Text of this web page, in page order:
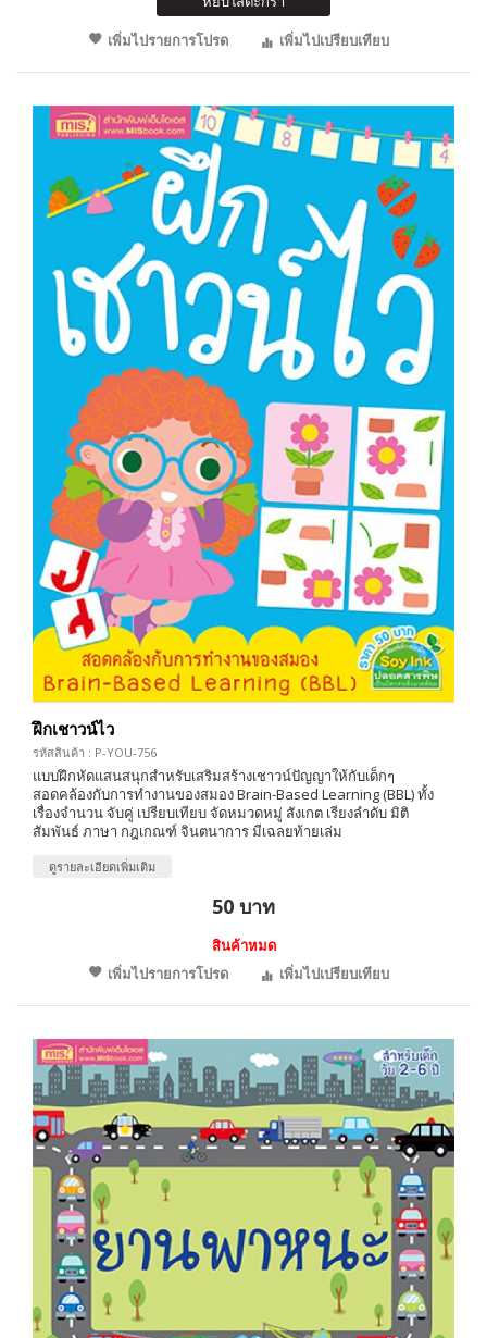
เพิ่มไปรายการโปรด
เพิ่มไปเปรียบเทียบ
ฝึกเชาวน์ไว
รหัสสินค้า : P-YOU-756
แบบฝึกหัดแสนสนุกสำหรับเสริมสร้างเชาวน์ปัญญาให้กับเด็กๆ
สอดคล้องกับการทำงานของสมอง Brain-Based Learning (BBL) ทั้ง
เรื่องจำนวน จับคู่ เปรียบเทียบ จัดหมวดหมู่ สังเกต เรียงลำดับ มิติ
สัมพันธ์ ภาษา กฎเกณฑ์ จินตนาการ มีเฉลยท้ายเล่ม
ดูรายละเอียดเพิ่มเติม
50 บาท
สินค้าหมด
เพิ่มไปรายการโปรด
เพิ่มไปเปรียบเทียบ